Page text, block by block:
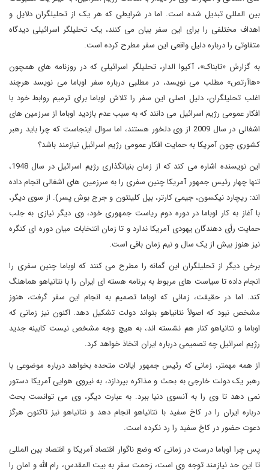
بین المللی تبدیل شده است. اما در شرایطی که هر یک از تحلیلگران دلایل و
اهداف مختلفی را برای این سفر بیان می کنند، یک تحلیلگر اسرائیلی دیدگاه
متفاوتی را درباره دلیل واقعی این سفر مطرح کرده است.
به گزارش «تابناک»، آکیوا الدار، تحلیلگر اسرائیلی که در روزنامه های همچون
«هاآرتص» مطلب می نویسد، در مطلبی درباره سفر اوباما می نویسد هرچند
اغلب تحلیلگران، دلیل اصلی این سفر را تلاش اوباما برای ترمیم روابط خود با
افکار عمومی رژیم اسرائیل می دانند که به سبب عدم بازدید اوباما از سرزمین های
اشغالی در سال 2009 از وی دلخور هستند، اما سوال اینجاست که چرا باید رهبر
کشوری چون آمریکا به حمایت افکار عمومی رژیم اسرائیل نیازمند باشد؟
این نویسنده اشاره می کند که از زمان بنیانگذاری رژیم اسرائیل در سال 1948،
تنها چهار رئیس جمهور آمریکا چنین سفری را به سرزمین های اشغالی انجام داده
اند: ریچارد نیکسون، جیمی کارتر، بیل کلینتون و جرج بوش پسر). از سوی دیگر،
با آغاز به کار اوباما در دوره دوم ریاست جمهوری خود، وی دیگر نیازی به جلب
حمایت رأی دهندگان یهودی آمریکا ندارد و تا زمان انتخابات میان دوره ای کنگره
نیز هنوز بیش از یک سال و نیم زمان باقی است.
برخی دیگر از تحلیلگران این گمانه را مطرح می کنند که اوباما چنین سفری را
انجام داده تا سیاست های مربوط به برنامه هسته ای ایران را با نتانیاهو هماهنگ
کند. اما در حقیقت، زمانی که اوباما تصمیم به انجام این سفر گرفت، هنوز
مشخص نبود که اصولاً نتانیاهو بتواند دولت تشکیل دهد. اکنون نیز زمانی که
اوباما و نتانیاهو کنار هم نشسته اند، به هیچ وجه مشخص نیست کابینه جدید
رژیم اسرائیل چه تصمیمی درباره ایران اتخاذ خواهد کرد.
از همه مهمتر، زمانی که رئیس جمهور ایالات متحده بخواهد درباره موضوعی با
رهبر یک دولت خارجی به بحث و مذاکره بپردازد، به نیروی هوایی آمریکا دستور
نمی دهد تا وی را به آنسوی دنیا ببرد. به عبارت دیگر، وی می توانست بحث
درباره ایران را در کاخ سفید با نتانیاهو انجام دهد و نتانیاهو نیز تاکنون هرگز
دعوت حضور در کاخ سفید را رد نکرده است.
پس چرا اوباما درست در زمانی که وضع ناگوار اقتصاد آمریکا و اقتصاد بین المللی
تا این حد نیازمند توجه وی است، زحمت سفر به بیت المقدس، رام الله و امان را